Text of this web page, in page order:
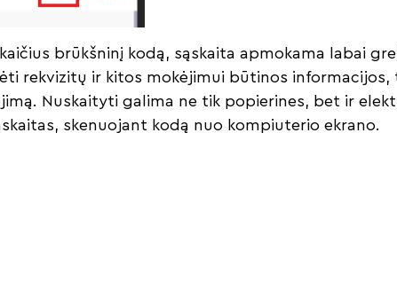
brūkšninį kodą, sąskaita apmokama labai
rekvizitų ir kitos mokėjimui būtinos informacijos,
Nuskaityti galima ne tik popierines, bet ir
skenuojant kodą nuo kompiuterio ekrano.